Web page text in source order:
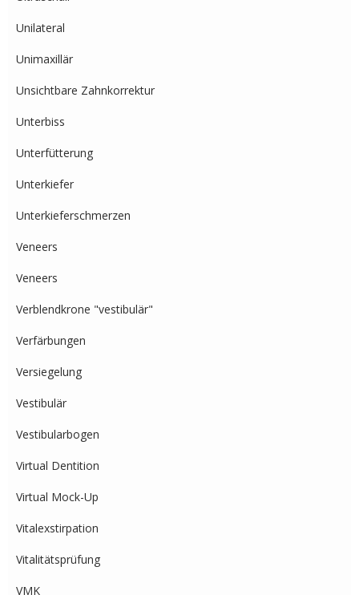
Unilateral
Unimaxillär
Unsichtbare Zahnkorrektur
Unterbiss
Unterfütterung
Unterkiefer
Unterkieferschmerzen
Veneers
Veneers
Verblendkrone "vestibulär"
Verfärbungen
Versiegelung
Vestibulär
Vestibularbogen
Virtual Dentition
Virtual Mock-Up
Vitalexstirpation
Vitalitätsprüfung
VMK